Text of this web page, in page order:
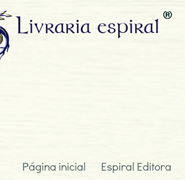
Livraria espiral
Página inicial Espiral Editora